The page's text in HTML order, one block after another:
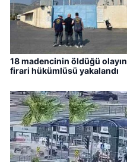
18 madencinin öldüğü olayın
firari hükümlüsü yakalandı